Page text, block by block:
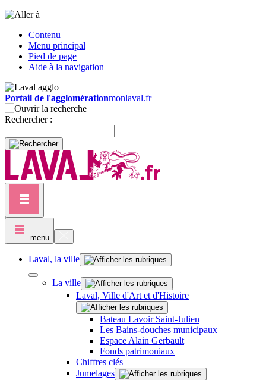
Contenu
Menu principal
Pied de page
Aide à la navigation
Portail de l'agglomérationmonlaval.fr
Rechercher :
menu
Laval, la ville
La ville
Laval, Ville d'Art et d'Histoire
Bateau Lavoir Saint-Julien
Les Bains-douches municipaux
Espace Alain Gerbault
Fonds patrimoniaux
Chiffres clés
Jumelages